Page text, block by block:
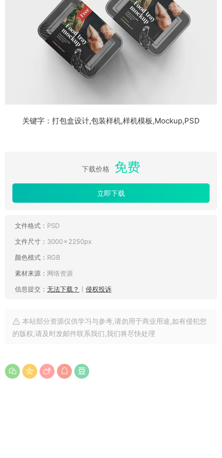
关键字：打包盒设计,包装样机,样机模板,Mockup,PSD
下载价格 免费
立即下载
文件格式： PSD
文件尺寸： 3000 × 2250px
颜色模式： RGB
素材来源： 网络资源
信息提交： 无法下载？ 侵权投诉
本站部分资源仅供学习与参考,请勿用于商业用途,如有侵犯您
的版权,请及时发邮件联系我们,我们将尽快处理